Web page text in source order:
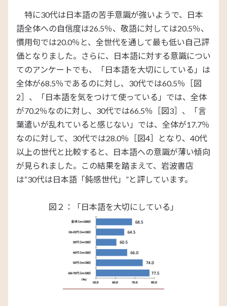
特に30代は日本語の苦手意識が強いようで、日本
語全体への自信度は26.5％、敬語に対しては20.5％、
慣用句では20.0％と、全世代を通して最も低い自己評
価となりました。さらに、日本語に対する意識につい
てのアンケートでも、「日本語を大切にしている」は
全体が68.5％であるのに対し、30代では60.5％［図
2］、「日本語を気をつけて使っている」では、全体
が70.2％なのに対し、30代では66.5％［図3］、「言
葉遣いが乱れていると感じない」では、全体が17.7％
なのに対して、30代では28.0％［図4］となり、40代
以上の世代と比較すると、日本語への意識が薄い傾向
が見られました。この結果を踏まえて、岩波書店
は“30代は日本語「鈍感世代」”と評しています。
図２：「日本語を大切にしている」